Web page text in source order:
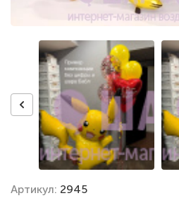
Артикул: 2945